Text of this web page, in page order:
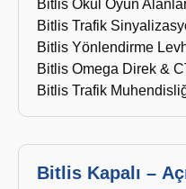
Bitlis Okul Oyun
Bitlis Trafik
Bitlis Yönlendirme
Bitlis Omega Direk &
Bitlis Trafik
Bitlis Kapalı –